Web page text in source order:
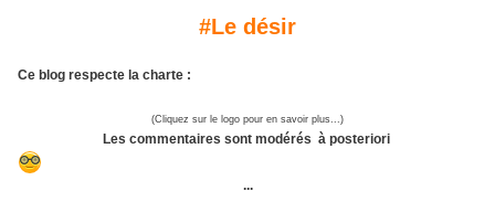
#Le désir
Ce blog respecte la charte :
(Cliquez sur le logo pour en savoir plus...)
Les commentaires sont modérés à posteriori
...